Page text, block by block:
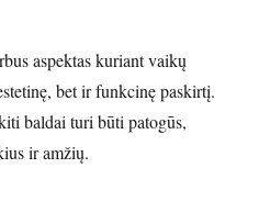
aspektas kuriant vaikų
bet ir funkcinę paskirtį.
baldai turi būti patogūs,
ir amžių.